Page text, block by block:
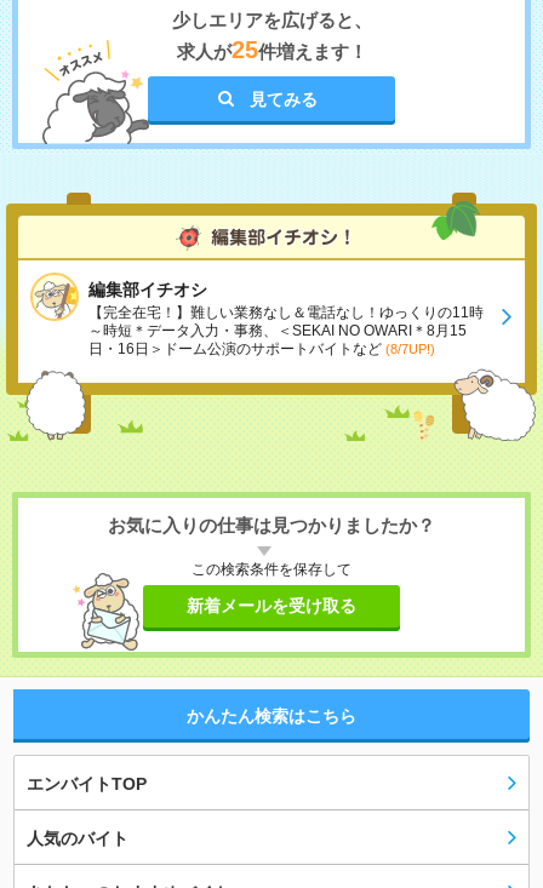
少しエリアを広げると、
求人が25件増えます！
見てみる
編集部イチオシ
【完全在宅！】難しい業務なし＆電話なし！ゆっくりの11時
～時短＊データ入力・事務、＜SEKAI NO OWARI＊8月15
日・16日＞ドーム公演のサポートバイトなど (8/7UP!)
お気に入りの仕事は見つかりましたか？
この検索条件を保存して
新着メールを受け取る
かんたん検索はこちら
エンバイトTOP
人気のバイト